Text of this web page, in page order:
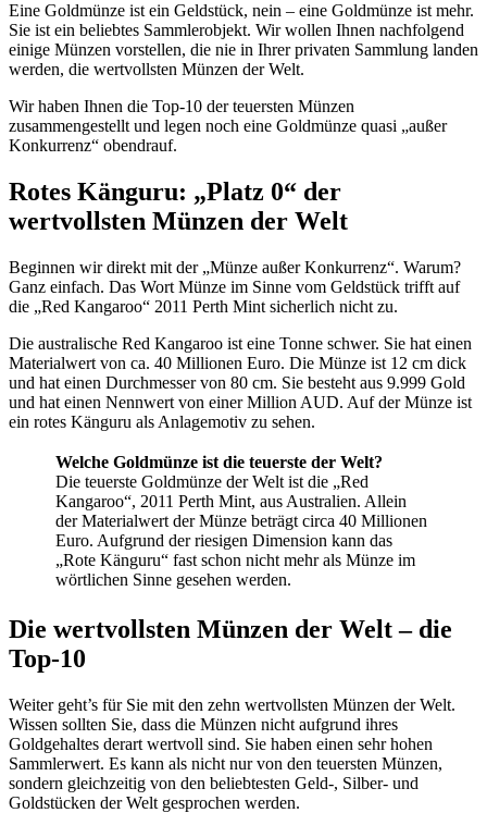
Eine Goldmünze ist ein Geldstück, nein – eine Goldmünze ist mehr.
Sie ist ein beliebtes Sammlerobjekt. Wir wollen Ihnen nachfolgend
einige Münzen vorstellen, die nie in Ihrer privaten Sammlung landen
werden, die wertvollsten Münzen der Welt.
Wir haben Ihnen die Top-10 der teuersten Münzen
zusammengestellt und legen noch eine Goldmünze quasi „außer
Konkurrenz“ obendrauf.
Rotes Känguru: „Platz 0“ der
wertvollsten Münzen der Welt
Beginnen wir direkt mit der „Münze außer Konkurrenz“. Warum?
Ganz einfach. Das Wort Münze im Sinne vom Geldstück trifft auf
die „Red Kangaroo“ 2011 Perth Mint sicherlich nicht zu.
Die australische Red Kangaroo ist eine Tonne schwer. Sie hat einen
Materialwert von ca. 40 Millionen Euro. Die Münze ist 12 cm dick
und hat einen Durchmesser von 80 cm. Sie besteht aus 9.999 Gold
und hat einen Nennwert von einer Million AUD. Auf der Münze ist
ein rotes Känguru als Anlagemotiv zu sehen.
Welche Goldmünze ist die teuerste der Welt?
Die teuerste Goldmünze der Welt ist die „Red
Kangaroo“, 2011 Perth Mint, aus Australien. Allein
der Materialwert der Münze beträgt circa 40 Millionen
Euro. Aufgrund der riesigen Dimension kann das
„Rote Känguru“ fast schon nicht mehr als Münze im
wörtlichen Sinne gesehen werden.
Die wertvollsten Münzen der Welt – die
Top-10
Weiter geht’s für Sie mit den zehn wertvollsten Münzen der Welt.
Wissen sollten Sie, dass die Münzen nicht aufgrund ihres
Goldgehaltes derart wertvoll sind. Sie haben einen sehr hohen
Sammlerwert. Es kann als nicht nur von den teuersten Münzen,
sondern gleichzeitig von den beliebtesten Geld-, Silber- und
Goldstücken der Welt gesprochen werden.